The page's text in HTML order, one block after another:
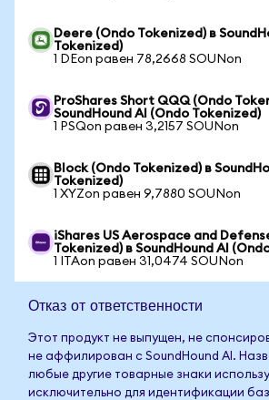
Deere (Ondo Tokenized) в
Tokenized)
1 DEon равен 78,2668 SOUNon
ProShares Short QQQ (Ondo
SoundHound AI (Ondo Tokenized)
1 PSQon равен 3,2157 SOUNon
Block (Ondo Tokenized) в
Tokenized)
1 XYZon равен 9,7880 SOUNon
iShares US Aerospace and
Tokenized) в SoundHound AI
1 ITAon равен 31,0474 SOUNon
Отказ от ответственности
Этот продукт не выпущен, не
не аффилирован с SoundHound AI.
любые другие товарные знаки
исключительно для идентификации